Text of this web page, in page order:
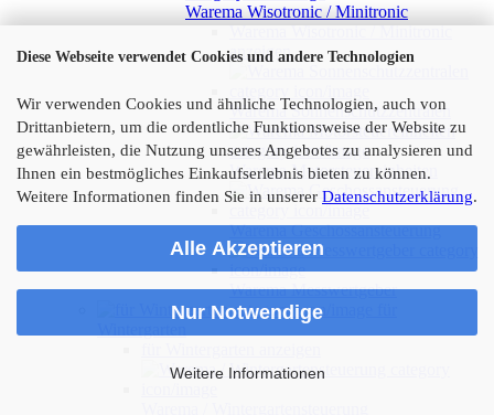
Diese Webseite verwendet Cookies und andere Technologien
Wir verwenden Cookies und ähnliche Technologien, auch von
Drittanbietern, um die ordentliche Funktionsweise der Website zu
gewährleisten, die Nutzung unseres Angebotes zu analysieren und
Ihnen ein bestmögliches Einkaufserlebnis bieten zu können.
Weitere Informationen finden Sie in unserer Datenschutzerklärung.
Alle Akzeptieren
Nur Notwendige
Weitere Informationen
Warema Wisotronic / Minitronic
Warema Wisotronic / Minitronic
anzeigen
Warema Sonnenschutzzentralen
Warema Motorsteuereinheiten
Warema Geschossansteuerung
Warema Messwertgeber